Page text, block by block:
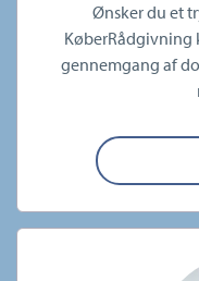
Ønsker du et
KøberRådgivning
gennemgang af